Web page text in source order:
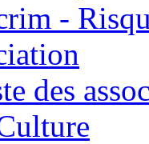
-
des